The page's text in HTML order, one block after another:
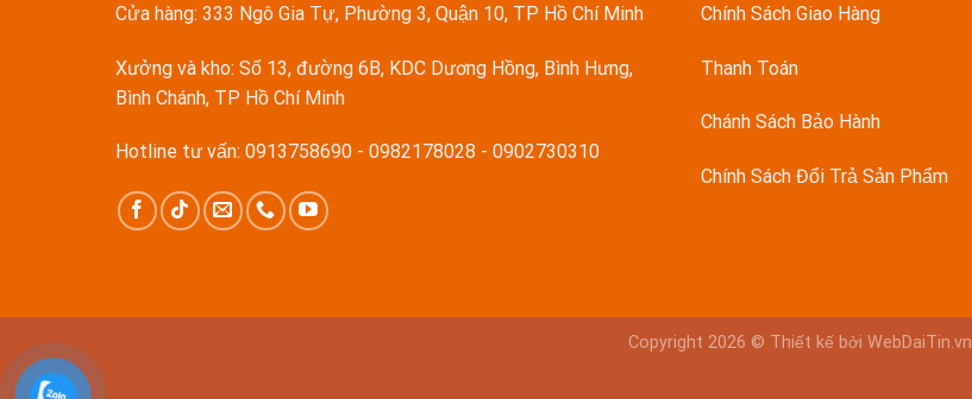
Cửa hàng: 333 Ngô Gia Tự, Phường 3, Quận 10, TP Hồ Chí Minh
Xưởng và kho: Số 13, đường 6B, KDC Dương Hồng, Bình Hưng,
Bình Chánh, TP Hồ Chí Minh
Hotline tư vấn: 0913758690 - 0982178028 - 0902730310
Chính Sách Giao Hàng
Thanh Toán
Chánh Sách Bảo Hành
Chính Sách Đổi Trả Sản Phẩm
Copyright 2026 © Thiết kế bởi WebDaiTin.vn